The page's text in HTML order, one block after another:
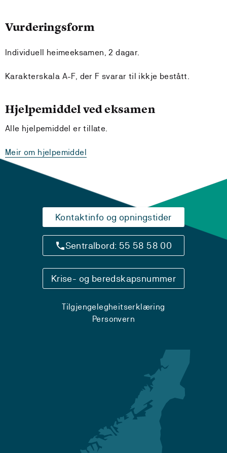
Vurderingsform
Individuell heimeeksamen, 2 dagar.
Karakterskala A-F, der F svarar til ikkje bestått.
Hjelpemiddel ved eksamen
Alle hjelpemiddel er tillate.
Meir om hjelpemiddel
Kontaktinfo og opningstider
Sentralbord: 55 58 58 00
Krise- og beredskapsnummer
Tilgjengelegheitserklæring
Personvern